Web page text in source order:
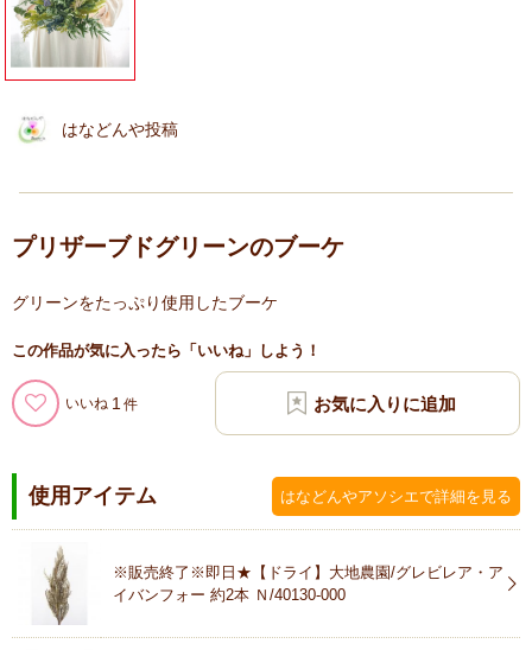
はなどんや投稿
プリザーブドグリーンのブーケ
グリーンをたっぷり使用したブーケ
この作品が気に入ったら「いいね」しよう！
いいね 1
使用アイテム はなどんやアソシエで詳細を見る
※販売終了※即日★【ドライ】大地農園/グレビレア・ア
イバンフォー 約2本 Ｎ/40130-000